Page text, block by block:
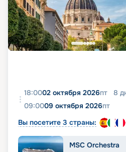
18:0002 октября 2026пт 8
09:0009 октября 2026пт
Вы посетите 3 страны:
MSC Orchestra